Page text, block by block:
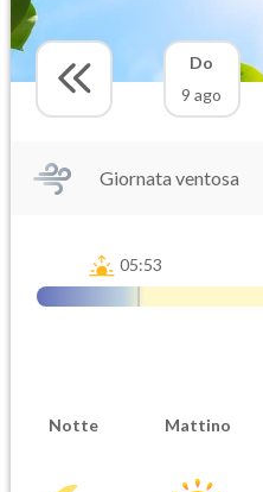
Do
9 ago
Giornata ventosa
05:53
Notte Mattino